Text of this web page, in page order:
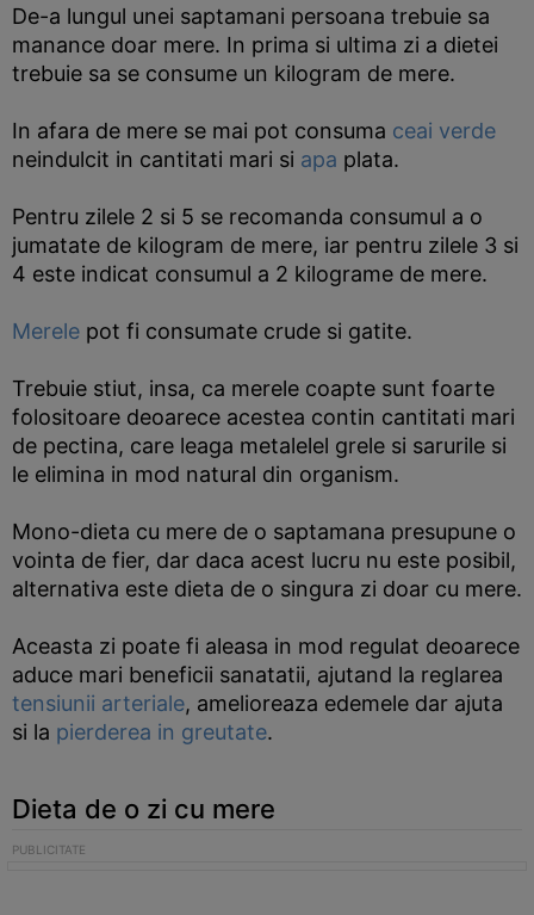
De-a lungul unei saptamani persoana trebuie sa
manance doar mere. In prima si ultima zi a dietei
trebuie sa se consume un kilogram de mere.
In afara de mere se mai pot consuma ceai verde
neindulcit in cantitati mari si apa plata.
Pentru zilele 2 si 5 se recomanda consumul a o
jumatate de kilogram de mere, iar pentru zilele 3 si
4 este indicat consumul a 2 kilograme de mere.
Merele pot fi consumate crude si gatite.
Trebuie stiut, insa, ca merele coapte sunt foarte
folositoare deoarece acestea contin cantitati mari
de pectina, care leaga metalelel grele si sarurile si
le elimina in mod natural din organism.
Mono-dieta cu mere de o saptamana presupune o
vointa de fier, dar daca acest lucru nu este posibil,
alternativa este dieta de o singura zi doar cu mere.
Aceasta zi poate fi aleasa in mod regulat deoarece
aduce mari beneficii sanatatii, ajutand la reglarea
tensiunii arteriale, amelioreaza edemele dar ajuta
si la pierderea in greutate.
Dieta de o zi cu mere